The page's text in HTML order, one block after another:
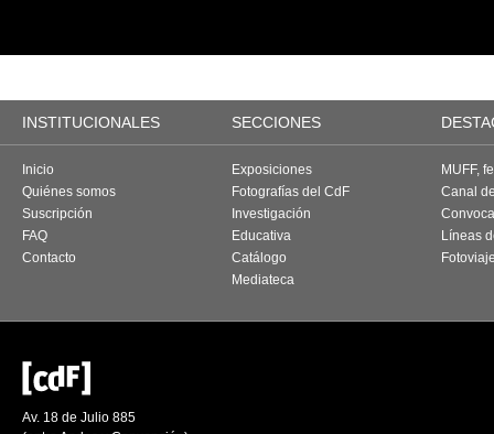
INSTITUCIONALES SECCIONES
Inicio
Quiénes somos
Suscripción
FAQ
Contacto
Exposiciones
Fotografías del CdF
Investigación
Educativa
Catálogo
Mediateca
MUFF,
Canal
Líneas
Av. 18 de Julio 885